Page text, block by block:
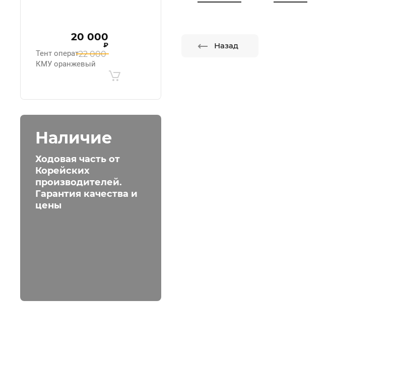
Тент оператора
КМУ оранжевый
22 000
20 000
₽
Наличие
Ходовая часть от
Корейских
производителей.
Гарантия качества и
цены
Назад